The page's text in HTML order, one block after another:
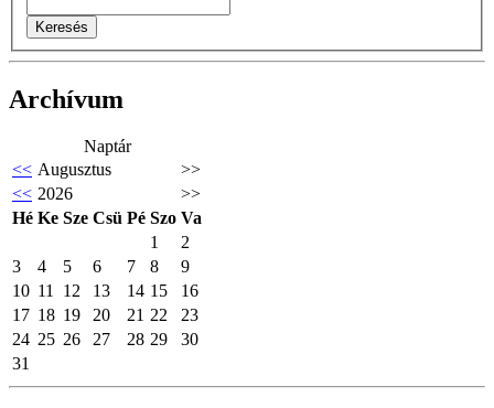
Archívum
Naptár
<< Augusztus
>>
<< 2026
>>
Hé Ke Sze Csü Pé Szo Va
1
2
3
4 5 6 7 8
9
10 11 12 13 14 15
16
17 18 19 20 21 22
23
24 25 26 27 28 29
30
31